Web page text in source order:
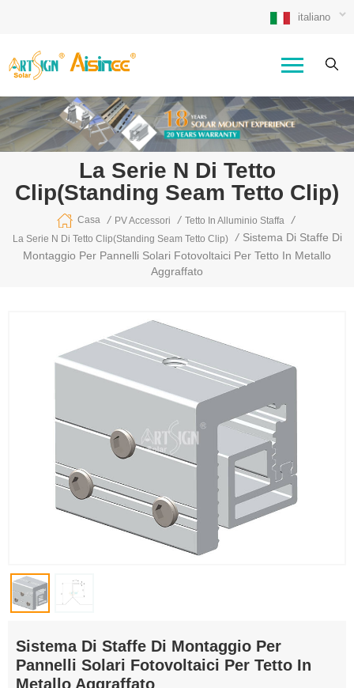
italiano
La Serie N Di Tetto
Clip(standing Seam Tetto Clip)
Casa / PV Accessori / Tetto In Alluminio Staffa /
La Serie N Di Tetto Clip(standing Seam Tetto Clip) / Sistema Di Staffe Di
Montaggio Per Pannelli Solari Fotovoltaici Per Tetto In Metallo
Aggraffato
Sistema Di Staffe Di Montaggio Per
Pannelli Solari Fotovoltaici Per Tetto In
Metallo Aggraffato